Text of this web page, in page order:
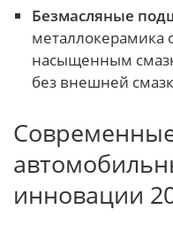
Безмасляные
металлокерамика
насыщенным
без внешней
инновации